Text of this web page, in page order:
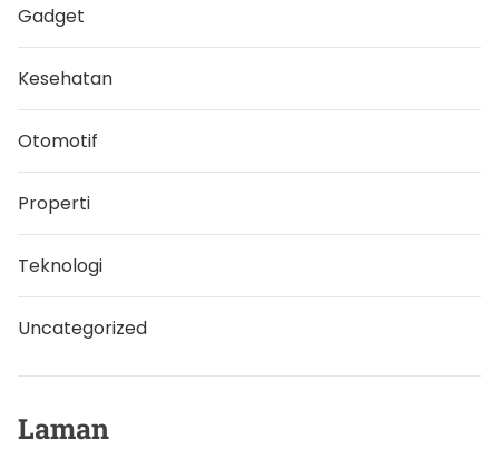
Gadget
Kesehatan
Otomotif
Properti
Teknologi
Uncategorized
Laman